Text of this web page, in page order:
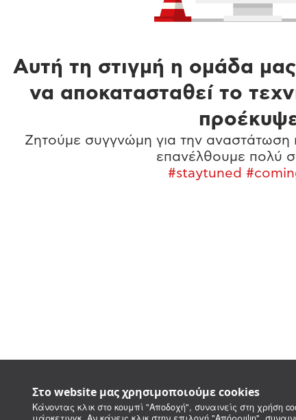
Στο website μας χρησιμοποιούμε cookies
Κάνοντας κλικ στο κουμπί "Αποδοχή", συναινείς στη χρήση
Αυτή τη στιγμή η ομάδα
να αποκατασταθεί το
Ζητούμε συγγνώμη για την αναστάτωση
επανέλθουμε πολύ
#staytuned